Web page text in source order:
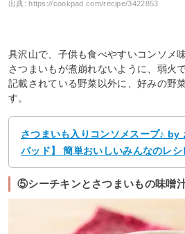
出典:https://cookpad.com/recipe/3422853
具沢山で、子供も食べやすいコンソメ
さつまいもが煮崩れないように、弱火
記載されている野菜以外に、好みの野
す。
さつまいも入りコンソメスープ♪ by
パッド】 簡単おいしいみんなのレ
⑤シーチキンとさつまいもの味噌